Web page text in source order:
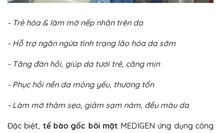
- Trẻ hóa & làm mờ nếp nhăn trên da
- Hỗ trợ ngăn ngừa tình trạng lão hóa da sớm
- Tăng đàn hồi, giúp da tươi trẻ, căng mịn
- Phục hồi nền da mỏng yếu, thương tổn
- Làm mờ thâm sẹo, giảm sạm nám, đều màu da
Đặc biệt, tế bào gốc bôi mặt MEDIGEN ứng dụng công